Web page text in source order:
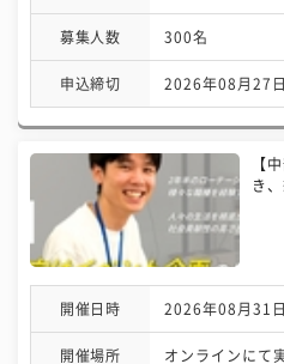
募集人数 300名
申込締切 2026年08月27
【
き
開催日時 2026年08月31
開催場所 オンラインにて